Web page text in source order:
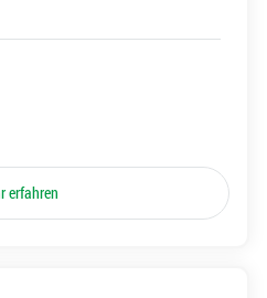
erfahren